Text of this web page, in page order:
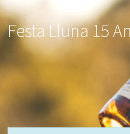
Festa Lluna 15